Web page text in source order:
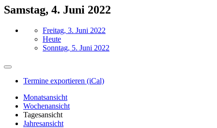
Samstag, 4. Juni 2022
Freitag, 3. Juni 2022
Heute
Sonntag, 5. Juni 2022
Termine exportieren (iCal)
Monatsansicht
Wochenansicht
Tagesansicht
Jahresansicht